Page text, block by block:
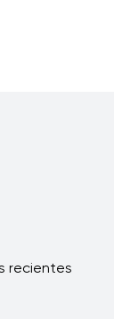
recientes